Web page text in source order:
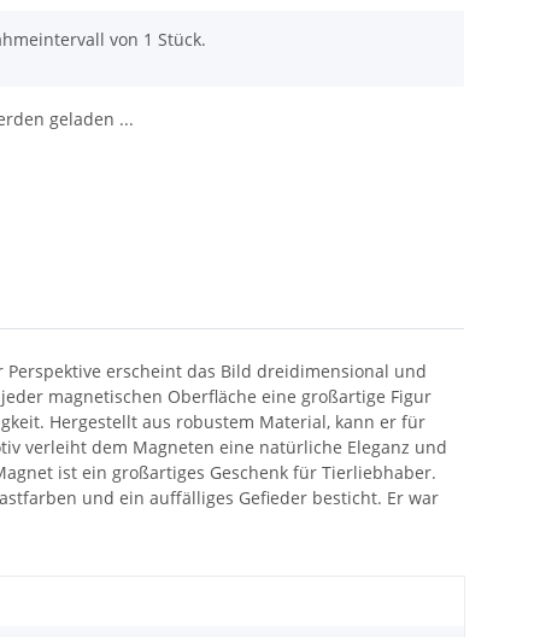
von 1 Stück.
geladen ...
erscheint das Bild dreidimensional und
magnetischen Oberfläche eine großartige Figur
Hergestellt aus robustem Material, kann er für
verleiht dem Magneten eine natürliche Eleganz und
ist ein großartiges Geschenk für Tierliebhaber.
und ein auffälliges Gefieder besticht. Er war